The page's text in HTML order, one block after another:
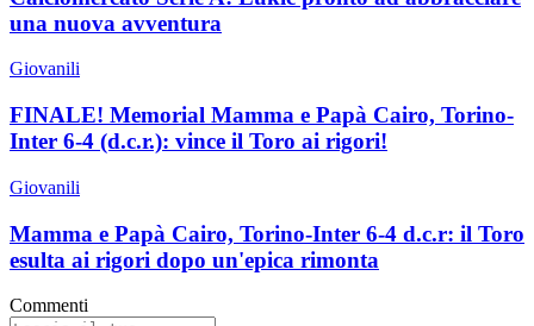
una nuova avventura
Giovanili
FINALE! Memorial Mamma e Papà Cairo, Torino-
Inter 6-4 (d.c.r.): vince il Toro ai rigori!
Giovanili
Mamma e Papà Cairo, Torino-Inter 6-4 d.c.r: il Toro
esulta ai rigori dopo un'epica rimonta
Commenti